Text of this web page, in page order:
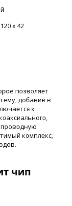
x 42
позволяет
добавив в
к
проводную
комплекс,
чип